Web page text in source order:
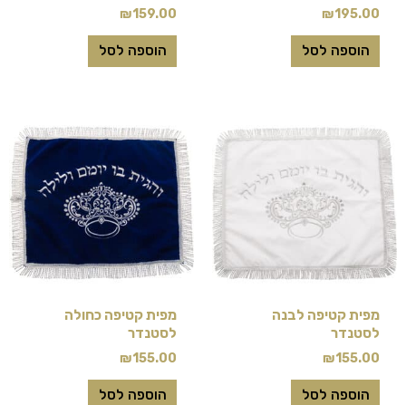
₪195.00
הוספה לסל
₪159.00
הוספה לסל
מפית קטיפה לבנה
לסטנדר
₪155.00
הוספה לסל
מפית קטיפה כחולה
לסטנדר
₪155.00
הוספה לסל